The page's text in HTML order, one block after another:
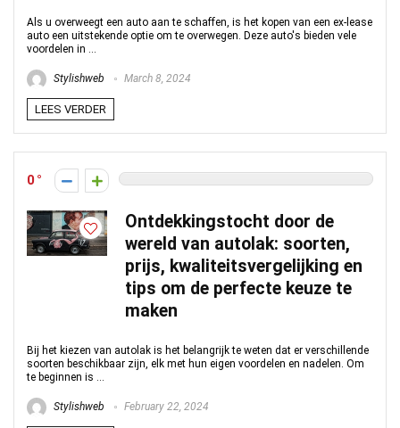
Als u overweegt een auto aan te schaffen, is het kopen van een ex-lease
auto een uitstekende optie om te overwegen. Deze auto's bieden vele
voordelen in ...
Stylishweb March 8, 2024
LEES VERDER
0
Ontdekkingstocht door de
wereld van autolak: soorten,
prijs, kwaliteitsvergelijking en
tips om de perfecte keuze te
maken
Bij het kiezen van autolak is het belangrijk te weten dat er verschillende
soorten beschikbaar zijn, elk met hun eigen voordelen en nadelen. Om
te beginnen is ...
Stylishweb February 22, 2024